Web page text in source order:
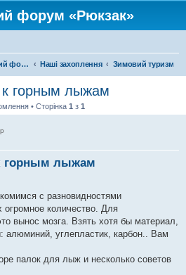
форум «Рюкзак»
Туристичний форум «Рюкзак» Наші захоплення Зимовий туризм
к горным лыжам
• Сторінка 1 з 1
горным лыжам
с разновидностями
количество. Для
вынос мозга. Взять хотя бы материал,
алюминий, углепластик, карбон.. Вам
палок для лыж и несколько советов